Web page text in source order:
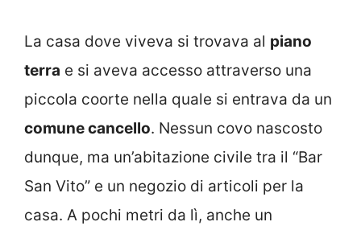
La casa dove viveva si trovava al piano
terra e si aveva accesso attraverso una
piccola coorte nella quale si entrava da un
comune cancello. Nessun covo nascosto
dunque, ma un’abitazione civile tra il “Bar
San Vito” e un negozio di articoli per la
casa. A pochi metri da lì, anche un